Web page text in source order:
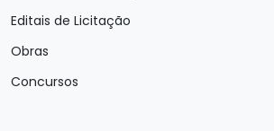
Editais de Licitação
Obras
Concursos